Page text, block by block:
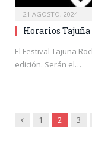
21 AGOSTO, 2024
Horarios Tajuña
El Festival Tajuña
edición. Serán el…
Anterior
1 2 3